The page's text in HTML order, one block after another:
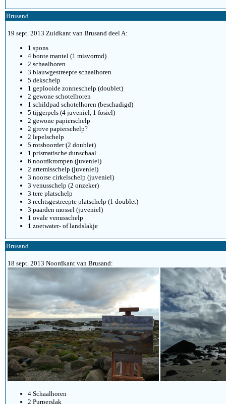
Brusand
19 sept. 2013 Zuidkant van Brusand deel A:
1 spons
4 bonte mantel (1 misvormd)
2 schaalhoren
3 blauwgestreepte schaalhoren
5 dekschelp
1 geplooide zonneschelp (doublet)
2 gewone schotelhoren
1 schildpad schotelhoren (beschadigd)
5 tijgerpels (4 juveniel, 1 fosiel)
2 gewone papierschelp
2 grove papierschelp?
2 lepelschelp
5 rotsboorder (2 doublet)
1 prismatische dunschaal
6 noordkrompen (juveniel)
2 artemisschelp (juveniel)
3 noorse cirkelschelp (juveniel)
3 venusschelp (2 onzeker)
3 tere platschelp
3 rechtsgestreepte platschelp (1 doublet)
3 paarden mossel (juveniel)
1 ovale venusschelp
1 zoetwater- of landslakje
Brusand
18 sept. 2013 Noordkant van Brusand:
4 Schaalhoren
2 Purperslak